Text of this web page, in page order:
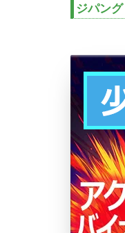
ジパング